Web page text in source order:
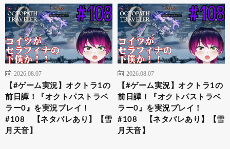
2026.08.07
【#ゲーム実況】オクトラ1の
前日譚！『オクトパストラベ
ラー0』を実況プレイ！
#108 【ネタバレあり】【雪
月天音】
2026.08.07
【#ゲーム実況】オクトラ1の
前日譚！『オクトパストラベ
ラー0』を実況プレイ！
#108 【ネタバレあり】【雪
月天音】